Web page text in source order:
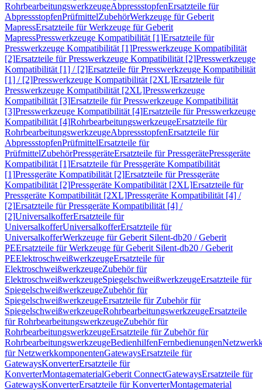
RohrbearbeitungswerkzeugeAbpressstopfenErsatzteile für
AbpressstopfenPrüfmittelZubehörWerkzeuge für Geberit
MapressErsatzteile für Werkzeuge für Geberit
MapressPresswerkzeuge Kompatibilität [1]Ersatzteile für
Presswerkzeuge Kompatibilität [1]Presswerkzeuge Kompatibilität
[2]Ersatzteile für Presswerkzeuge Kompatibilität [2]Presswerkzeuge
Kompatibilität [1] / [2]Ersatzteile für Presswerkzeuge Kompatibilität
[1] / [2]Presswerkzeuge Kompatibilität [2XL]Ersatzteile für
Presswerkzeuge Kompatibilität [2XL]Presswerkzeuge
Kompatibilität [3]Ersatzteile für Presswerkzeuge Kompatibilität
[3]Presswerkzeuge Kompatibilität [4]Ersatzteile für Presswerkzeuge
Kompatibilität [4]RohrbearbeitungswerkzeugeErsatzteile für
RohrbearbeitungswerkzeugeAbpressstopfenErsatzteile für
AbpressstopfenPrüfmittelErsatzteile für
PrüfmittelZubehörPressgeräteErsatzteile für PressgerätePressgeräte
Kompatibilität [1]Ersatzteile für Pressgeräte Kompatibilität
[1]Pressgeräte Kompatibilität [2]Ersatzteile für Pressgeräte
Kompatibilität [2]Pressgeräte Kompatibilität [2XL]Ersatzteile für
Pressgeräte Kompatibilität [2XL]Pressgeräte Kompatibilität [4] /
[2]Ersatzteile für Pressgeräte Kompatibilität [4] /
[2]UniversalkofferErsatzteile für
UniversalkofferUniversalkofferErsatzteile für
UniversalkofferWerkzeuge für Geberit Silent-db20 / Geberit
PEErsatzteile für Werkzeuge für Geberit Silent-db20 / Geberit
PEElektroschweißwerkzeugeErsatzteile für
ElektroschweißwerkzeugeZubehör für
ElektroschweißwerkzeugeSpiegelschweißwerkzeugeErsatzteile für
SpiegelschweißwerkzeugeZubehör für
SpiegelschweißwerkzeugeErsatzteile für Zubehör für
SpiegelschweißwerkzeugeRohrbearbeitungswerkzeugeErsatzteile
für RohrbearbeitungswerkzeugeZubehör für
RohrbearbeitungswerkzeugeErsatzteile für Zubehör für
RohrbearbeitungswerkzeugeBedienhilfenFernbedienungen
für NetzwerkkomponentenGatewaysErsatzteile für
GatewaysKonverterErsatzteile für
KonverterMontagematerialGeberit ConnectGatewaysErsatzteile für
GatewaysKonverterErsatzteile für KonverterMontagematerial